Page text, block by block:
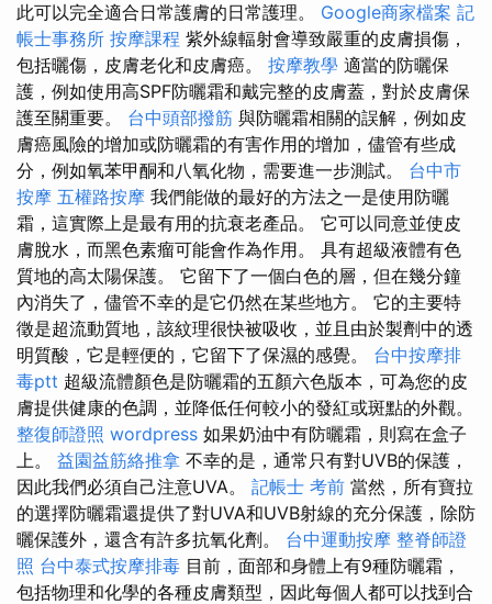
此可以完全適合日常護膚的日常護理。 Google商家檔案 記
帳士事務所 按摩課程 紫外線輻射會導致嚴重的皮膚損傷，
包括曬傷，皮膚老化和皮膚癌。 按摩教學 適當的防曬保
護，例如使用高SPF防曬霜和戴完整的皮膚蓋，對於皮膚保
護至關重要。 台中頭部撥筋 與防曬霜相關的誤解，例如皮
膚癌風險的增加或防曬霜的有害作用的增加，儘管有些成
分，例如氧苯甲酮和八氧化物，需要進一步測試。 台中市
按摩 五權路按摩 我們能做的最好的方法之一是使用防曬
霜，這實際上是最有用的抗衰老產品。 它可以同意並使皮
膚脫水，而黑色素瘤可能會作為作用。 具有超級液體有色
質地的高太陽保護。 它留下了一個白色的層，但在幾分鐘
內消失了，儘管不幸的是它仍然在某些地方。 它的主要特
徵是超流動質地，該紋理很快被吸收，並且由於製劑中的透
明質酸，它是輕便的，它留下了保濕的感覺。 台中按摩排
毒ptt 超級流體顏色是防曬霜的五顏六色版本，可為您的皮
膚提供健康的色調，並降低任何較小的發紅或斑點的外觀。
整復師證照 wordpress 如果奶油中有防曬霜，則寫在盒子
上。 益園益筋絡推拿 不幸的是，通常只有對UVB的保護，
因此我們必須自己注意UVA。 記帳士 考前 當然，所有寶拉
的選擇防曬霜還提供了對UVA和UVB射線的充分保護，除防
曬保護外，還含有許多抗氧化劑。 台中運動按摩 整脊師證
照 台中泰式按摩排毒 目前，面部和身體上有9種防曬霜，
包括物理和化學的各種皮膚類型，因此每個人都可以找到合